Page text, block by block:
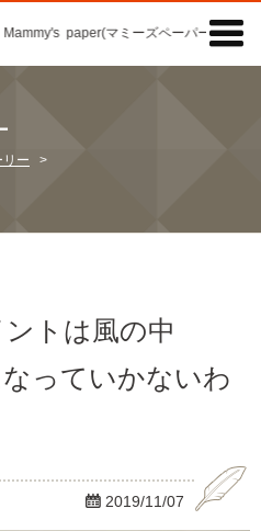
paper(マミーズペーパー)の「記事

リー >
ントは風の中
っていかないわ
 2019/11/07